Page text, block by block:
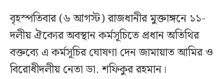
বৃহস্পতিবার (৬ আগস্ট) রাজধানীর মুক্তাঙ্গনে ১১-
দলীয় ঐক্যের অবস্থান কর্মসূচিতে প্রধান অতিথির
বক্তব্যে এ কর্মসূচির ঘোষণা দেন জামায়াত আমির ও
বিরোধীদলীয় নেতা ডা. শফিকুর রহমান।